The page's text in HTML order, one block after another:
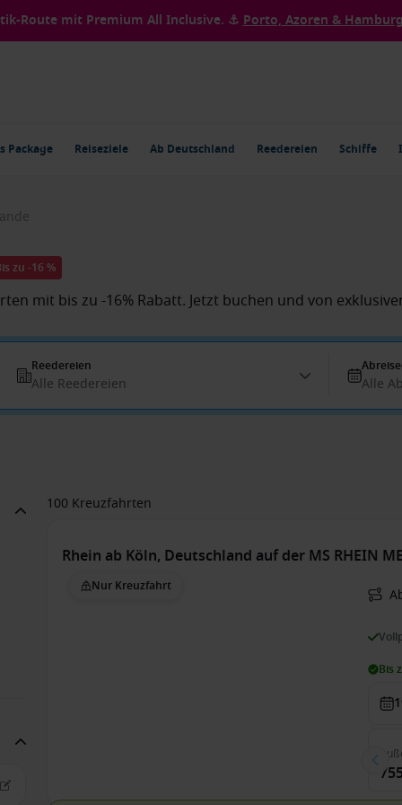
Route mit Premium All Inclusive. ⚓ Porto, Azoren &
Package Reiseziele Ab Deutschland Reedereien Schiffe
zu -16 %
mit bis zu -16% Rabatt. Jetzt buchen und von
Reedereien
Alle Reedereien Alle
100 Kreuzfahrten
Rhein ab Köln, Deutschland auf der MS RHEIN
Nur Kreuzfahrt
Bis